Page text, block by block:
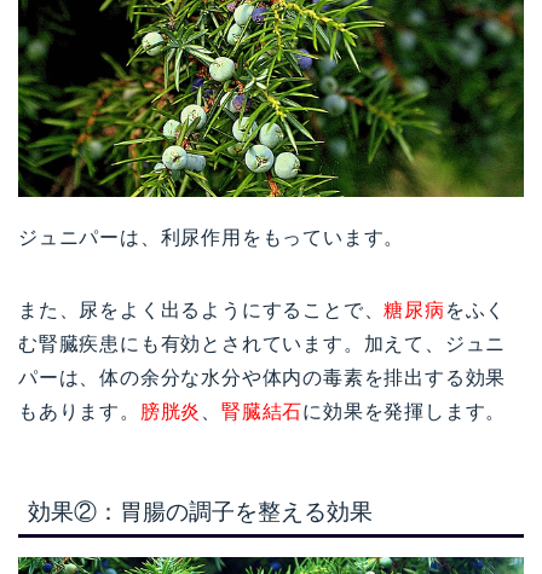
ジュニパーは、利尿作用をもっています。
また、尿をよく出るようにすることで、糖尿病 をふく
む腎臓疾患にも有効とされています。加えて、ジュニ
パーは、体の余分な水分や体内の毒素を排出する効果
もあります。 膀胱炎 、腎臓結石 に効果を発揮します。
効果②：胃腸の調子を整える効果